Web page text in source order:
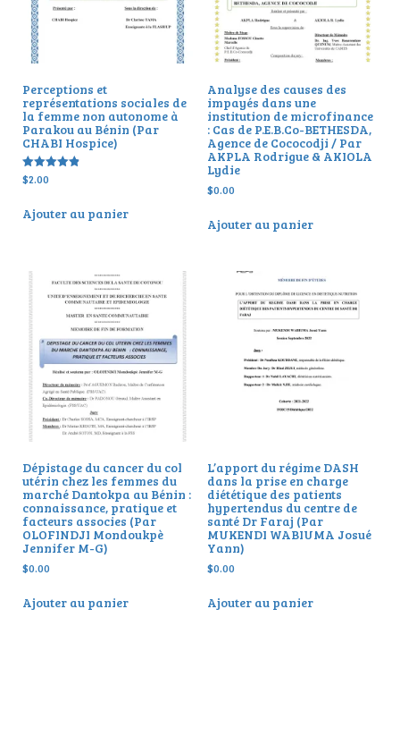
Perceptions et
représentations sociales de
la femme non autonome à
Parakou au Bénin (Par
CHABI Hospice)
Note
4.83
$2.00
Ajouter au panier
Analyse des causes des
impayés dans une
institution de microfinance
: Cas de P.E.B.Co-BETHESDA,
Agence de Cococodji / Par
AKPLA Rodrigue & AKIOLA
Lydie
$0.00
Ajouter au panier
Dépistage du cancer du col
utérin chez les femmes du
marché Dantokpa au Bénin :
connaissance, pratique et
facteurs associes (Par
OLOFINDJI Mondoukpè
Jennifer M-G)
$0.00
Ajouter au panier
L’apport du régime DASH
dans la prise en charge
diététique des patients
hypertendus du centre de
santé Dr Faraj (Par
MUKENDI WABIUMA Josué
Yann)
$0.00
Ajouter au panier